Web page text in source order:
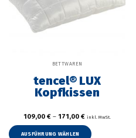
BETTWAREN
tencel® LUX
Kopfkissen
109,00 € – 171,00 € inkl. MwSt.
AUSFÜHRUNG WÄHLEN